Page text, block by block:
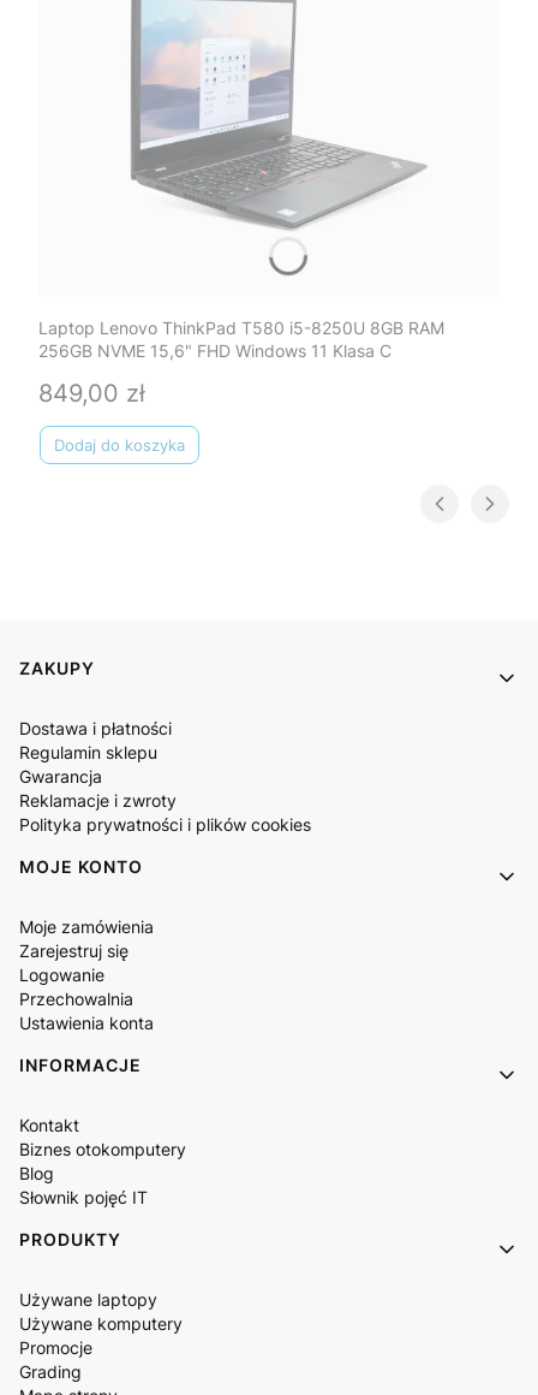
Laptop Lenovo ThinkPad T580 i5-8250U 8GB RAM
256GB NVME 15,6" FHD Windows 11 Klasa C
Cena
849,00 zł
Dodaj do koszyka
Linki w stopce
ZAKUPY
Dostawa i płatności
Regulamin sklepu
Gwarancja
Reklamacje i zwroty
Polityka prywatności i plików cookies
MOJE KONTO
Moje zamówienia
Zarejestruj się
Logowanie
Przechowalnia
Ustawienia konta
INFORMACJE
Kontakt
Biznes otokomputery
Blog
Słownik pojęć IT
PRODUKTY
Używane laptopy
Używane komputery
Promocje
Grading